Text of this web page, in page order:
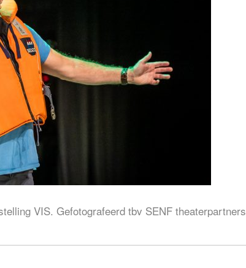
VIS. Gefotografeerd tbv SENF theaterpartners